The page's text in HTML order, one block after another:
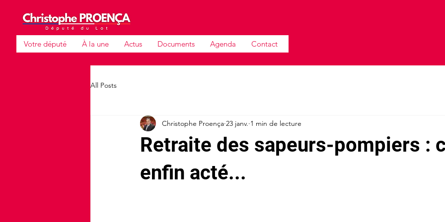
Votre député À la une Actus Documents Agenda Contact
All Posts
Retraite des sapeurs-pompiers :
enfin acté...
Christophe Proença 23 janv. 1 min de lecture